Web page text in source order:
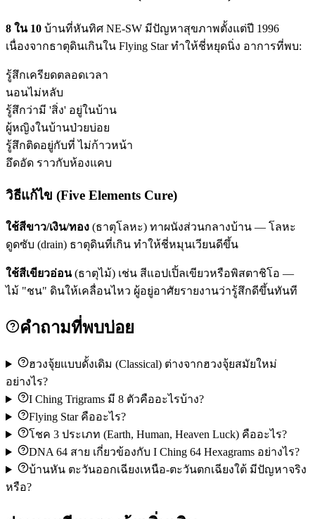
8 ใน 10 บ้านที่หันทิศ NE-SW มีปัญหาสุขภาพตั้งแต่ปี 1996
เนื่องจากธาตุดินเกินใน Flying Star ทำให้ชี่หยุดนิ่ง อาการที่พบ:
รู้สึกเครียดตลอดเวลา
นอนไม่หลับ
รู้สึกว่ามี 'สิ่ง' อยู่ในบ้าน
ผู้หญิงในบ้านป่วยบ่อย
รู้สึกติดอยู่กับที่ ไม่ก้าวหน้า
อึดอัด ราวกับห้องแคบ
วิธีแก้ไข (Five Elements Cure)
ใช้สีขาว/เงิน/ทอง (ธาตุโลหะ) ทาผนังส่วนกลางบ้าน — โลหะ
ดูดซับ (drain) ธาตุดินที่เกิน ทำให้ชี่หมุนเวียนดีขึ้น
ใช้สีเขียวอ่อน(ธาตุไม้) เช่น สีแอปเปิ้ลเขียวหรือพิสตาชิโอ —
ไม้ "ชน" ดินให้เคลื่อนไหว ผู้อยู่อาศัยรายงานว่ารู้สึกดีขึ้นทันที
คำถามที่พบบ่อย
ฮวงจุ้ยแบบดั้งเดิม (Classical) ต่างจากฮวงจุ้ยสมัยใหม่
อย่างไร?
I Ching Trigrams มี 8 ตัวคืออะไรบ้าง?
Flying Star คืออะไร?
โชค 3 ประเภท (Earth, Human, Heaven Luck) คืออะไร?
DNA 64 สาย เกี่ยวข้องกับ I Ching 64 Hexagrams อย่างไร?
บ้านหัน ตะวันออกเฉียงเหนือ-ตะวันตกเฉียงใต้ มีปัญหาจริง
หรือ?